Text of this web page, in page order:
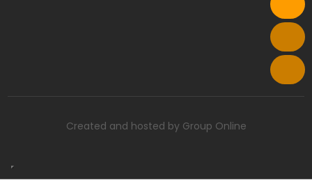
Created and hosted by Group Online